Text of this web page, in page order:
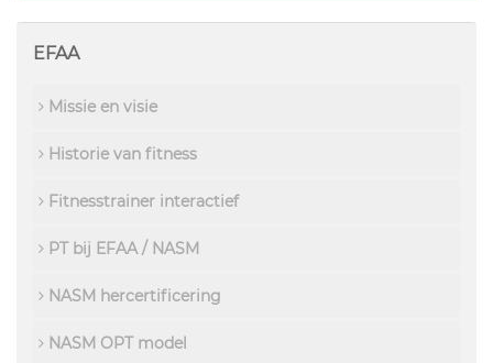
EFAA
Missie en visie
Historie van fitness
Fitnesstrainer interactief
PT bij EFAA / NASM
NASM hercertificering
NASM OPT model